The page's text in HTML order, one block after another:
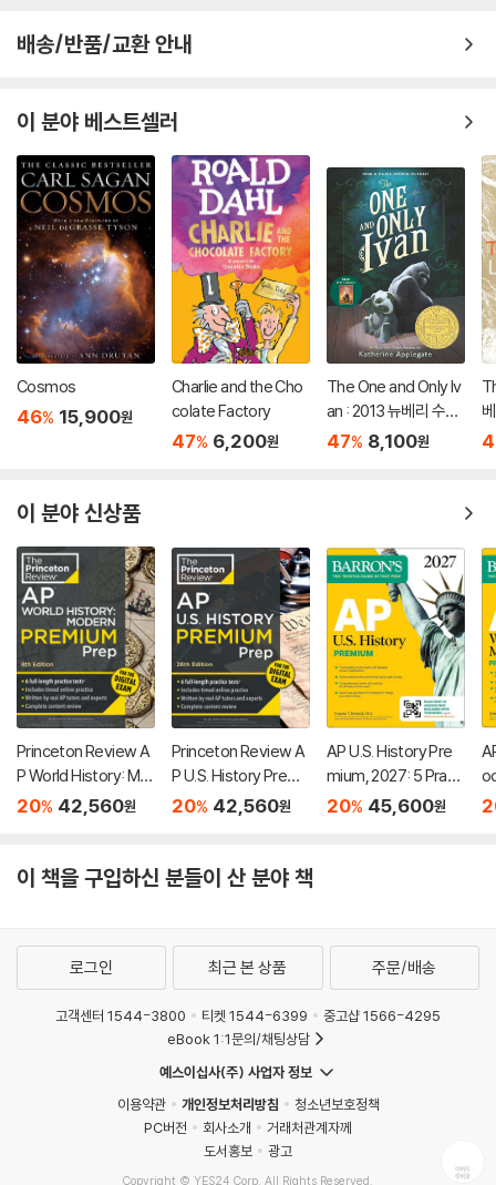
배송/반품/교환 안내
이 분야 베스트셀러
Cosmos
46% 15,900원
Charlie and the Cho
colate Factory
47% 6,200원
The One and Only Iv
an : 2013 뉴베리 수상
작
47% 8,100원
이 분야 신상품
Princeton Review A
P World History: Mo
dern Premium Prep,
ctice Online + Cont
20% 42,560원
Princeton Review A
P U.S. History Premi
um Prep, 26th Editio
line + Content Revie
20% 42,560원
AP U.S. History Pre
mium, 2027: 5 Practi
ce Tests + Compre
20% 45,600원
이 책을 구입하신 분들이 산 분야 책
로그인 최근 본 상품 주문/배송
고객센터 1544-3800 티켓 1544-6399
중고샵 1566-4295
eBook 1:1문의/채팅상담
예스이십사(주) 사업자 정보
이용약관
개인정보처리방침
청소년보호정책
PC버전
회사소개
거래처관계자께
도서홍보
광고
Copyright © YES24 Corp. All Rights Reserved.